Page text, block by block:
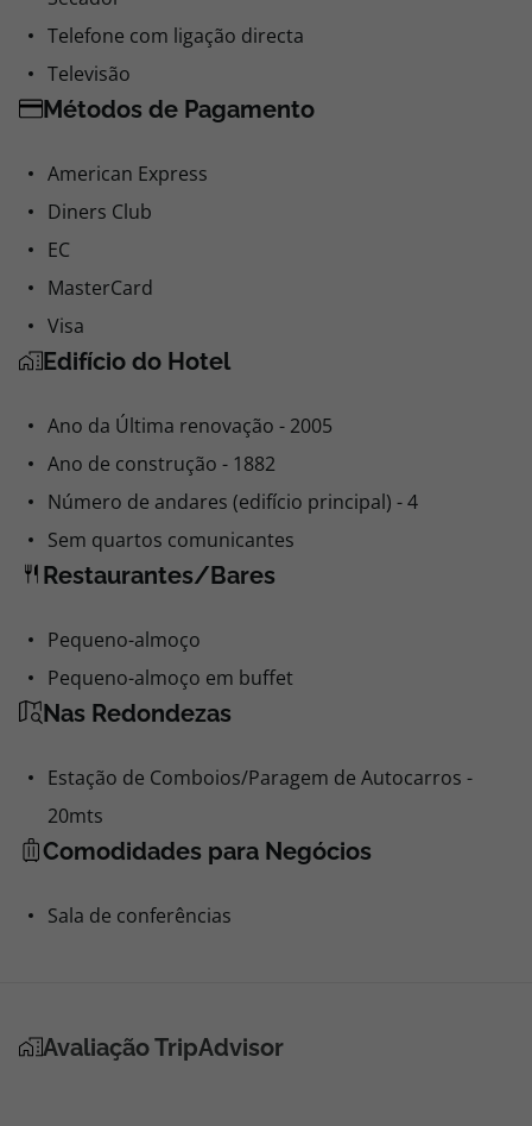
Telefone com ligação directa
Televisão
Métodos de Pagamento
American Express
Diners Club
EC
MasterCard
Visa
Edifício do Hotel
Ano da Última renovação - 2005
Ano de construção - 1882
Número de andares (edifício principal) - 4
Sem quartos comunicantes
Restaurantes/Bares
Pequeno-almoço
Pequeno-almoço em buffet
Nas Redondezas
Estação de Comboios/Paragem de Autocarros -
20mts
Comodidades para Negócios
Sala de conferências
Avaliação TripAdvisor